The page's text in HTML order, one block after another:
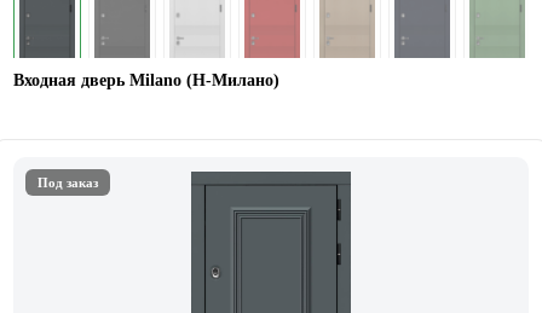
Входная дверь Milano (Н-Милано)
Под заказ